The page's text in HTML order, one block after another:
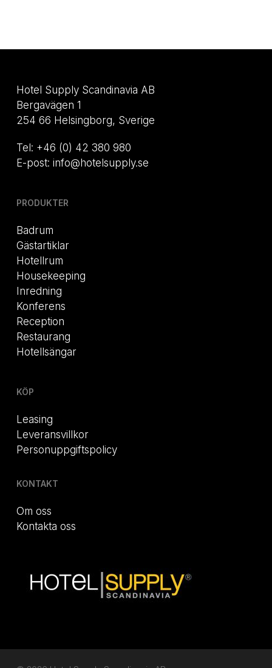
Hotel Supply Scandinavia AB
Bergavägen 1
254 66 Helsingborg, Sverige
Tel: +46 (0) 42 380 980
E-post: info@hotelsupply.se
PRODUKTER
Badrum
Gästartiklar
Hotellrum
Housekeeping
Inredning
Konferens
Reception
Restaurang
Hotellsängar
KÖP
Leasing
Leveransvillkor
Personuppgiftspolicy
KONTAKT
Om oss
Kontakta oss